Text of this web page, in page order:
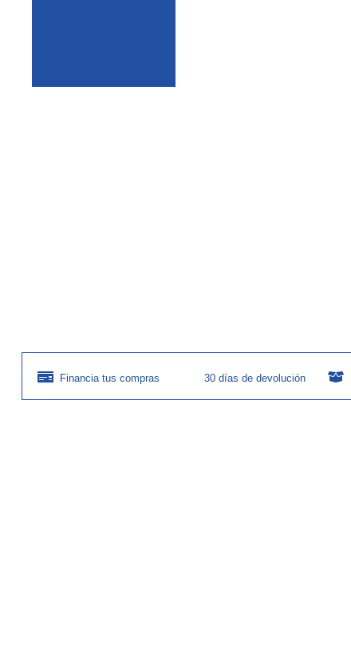
Financia tus compras 30 días de devolución